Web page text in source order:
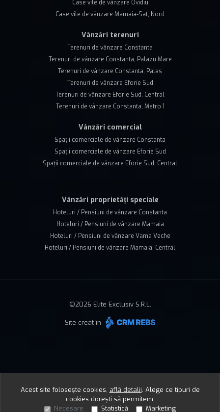
Case vile de vânzare Ovidiu
Case vile de vânzare Mamaia-Sat, Nord
Vânzări terenuri
Terenuri de vânzare Constanta
Terenuri de vânzare Constanta, Palazu Mare
Terenuri de vânzare Constanta, Palas
Terenuri de vânzare Eforie Sud
Terenuri de vânzare Eforie Sud, Central
Terenuri de vânzare Constanta, Metro 1
Vânzări comercial
Spații comerciale de vânzare Constanta
Spații comerciale de vânzare Eforie Sud
Spații comerciale de vânzare Eforie Sud, Central
Vânzări proprietăți speciale
Hoteluri / Pensiuni de vânzare Constanta
Hoteluri / Pensiuni de vânzare Mamaia
Hoteluri / Pensiuni de vânzare Vama Veche
Hoteluri / Pensiuni de vânzare Mamaia, Central
©2026 Elite Exclusiv S.R.L.
Site creat în
Acest site folosește cookies, află detalii. Alege ce tipuri de
cookies dorești să permitem:
Necesare
Statistică Marketing